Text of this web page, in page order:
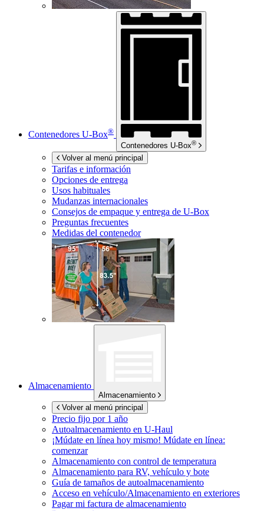
Contenedores U-Box®
Contenedores U-Box®
Volver al menú principal
Tarifas e información
Opciones de entrega
Usos habituales
Mudanzas internacionales
Consejos de empaque y entrega de U-Box
Preguntas frecuentes
Medidas del contenedor
Almacenamiento
Almacenamiento
Volver al menú principal
Precio fijo por 1 año
Autoalmacenamiento en U-Haul
¡Múdate en línea hoy mismo! Múdate en línea:
comenzar
Almacenamiento con control de temperatura
Almacenamiento para RV, vehículo y bote
Guía de tamaños de autoalmacenamiento
Acceso en vehículo/Almacenamiento en exteriores
Pagar mi factura de almacenamiento